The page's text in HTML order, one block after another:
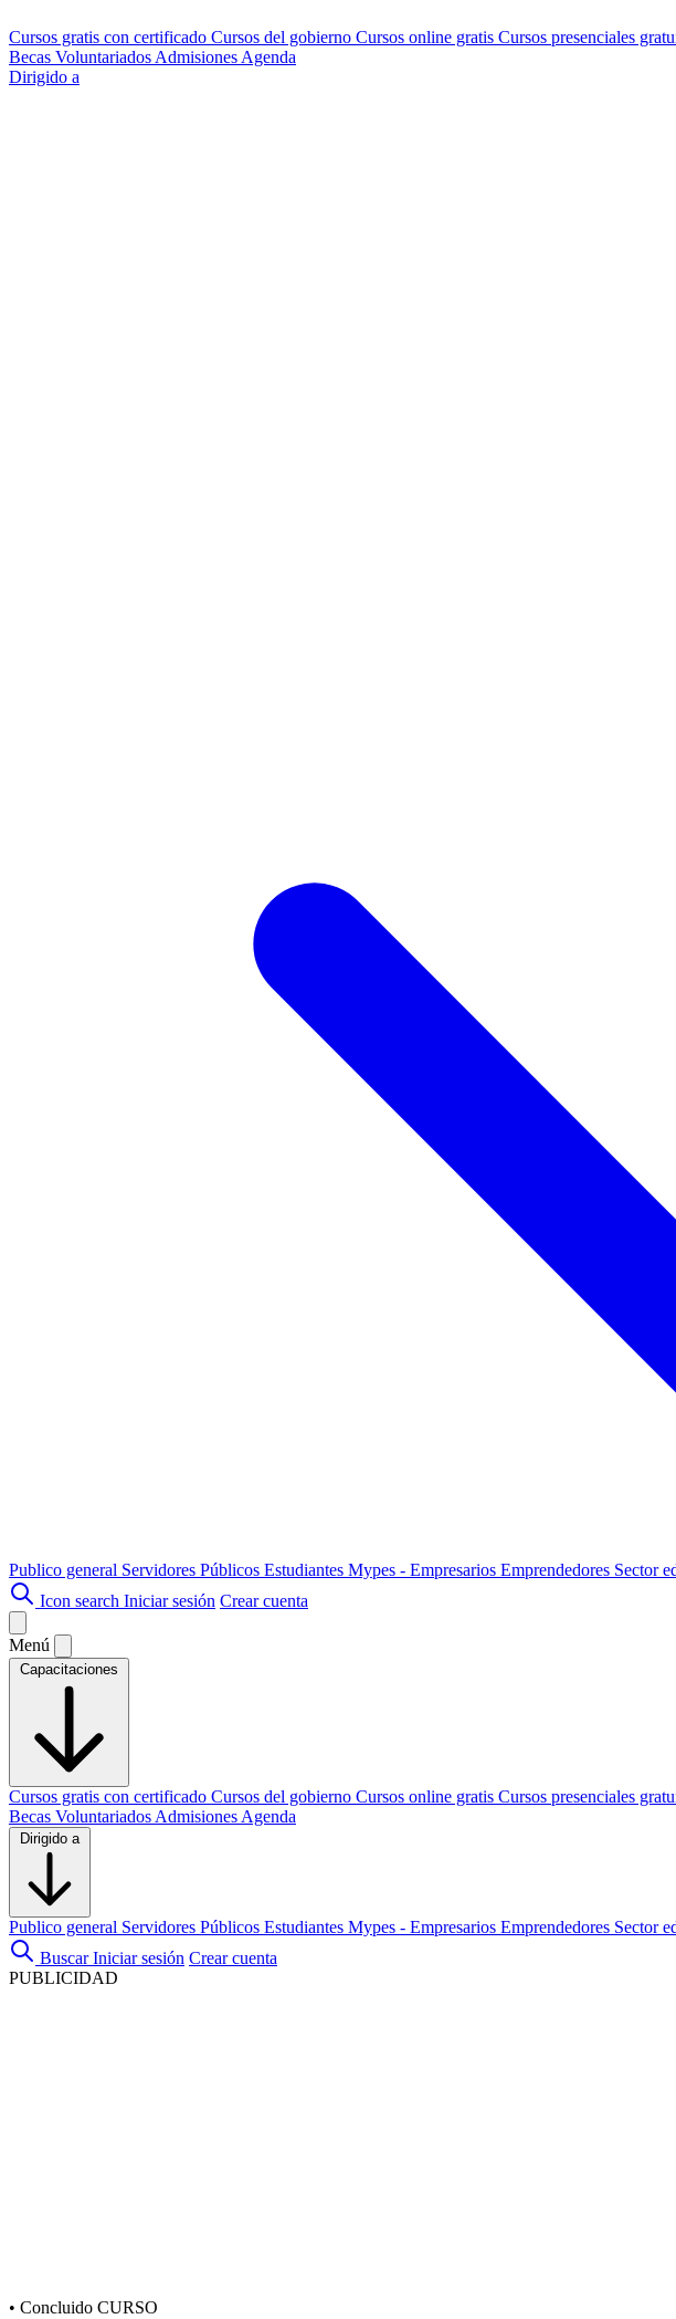
Cursos gratis con certificado Cursos del gobierno Cursos online gratis Cursos presenciales
Becas Voluntariados Admisiones Agenda
Dirigido a
Publico general Servidores Públicos Estudiantes Mypes - Empresarios Emprendedores Sector
Icon search Iniciar sesión Crear cuenta
Menú
Capacitaciones
Cursos gratis con certificado Cursos del gobierno Cursos online gratis Cursos presenciales
Becas Voluntariados Admisiones Agenda
Dirigido a
Publico general Servidores Públicos Estudiantes Mypes - Empresarios Emprendedores Sector
Buscar Iniciar sesión Crear cuenta
PUBLICIDAD
• Concluido CURSO